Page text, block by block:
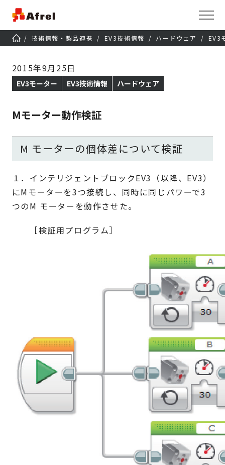
技術情報・製品連携 EV3技術情報 ハードウェア EV3
2015年9月25日
EV3モーター EV3技術情報 ハードウェア
Mモーター動作検証
M モーターの個体差について検証
１．インテリジェントブロックEV3（以降、EV3）
にMモーターを3つ接続し、同時に同じパワーで3
つのM モーターを動作させた。
［検証用プログラム］